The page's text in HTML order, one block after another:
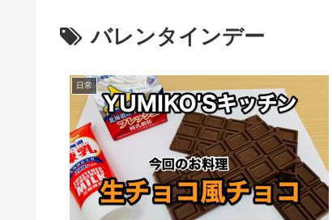
バレンタインデー
日常